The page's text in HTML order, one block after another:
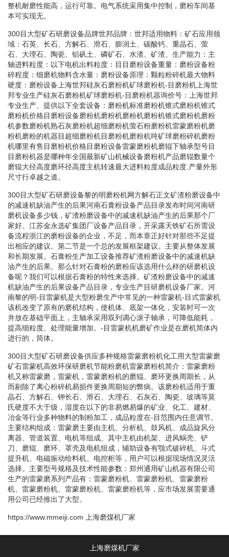
整机耐磨性能高，运行可靠。电气系统采用集中控制，磨粉车间基
本可实现无。
300目大型矿石研磨设备品牌世邦品牌：世邦适用物料：矿石应用领
域：石英、长石、方解石、滑石、膨润土、碳酸钙、重晶石、萤
石、大理石、陶瓷、铝矾土、磷矿石、水渣、矿渣、生产能力：主
轴进料粒度：以下电机出料粒度：目目磨粉设备重量：磨粉设备粉
碎程度：细磨机物料含水量：磨粉设备原理：颗粒粉碎机最大物料
硬度：磨粉设备上海世邦硅灰石磨粉机矿球磨粉机-目磨粉机上海世
邦专业生产硅灰石磨粉机矿球磨粉机-目磨粉机器询价号：上海世邦
专业生产、提供以下全套设备：磨粉机标准磨粉机锥式磨粉机锥式
磨粉机价格目磨粉设备磨粉机磨粉机磨粉机磨粉机锥式磨粉机磨粉
机参数磨粉机熟石灰磨粉机超细磨粉机萤石粉磨粉机雷蒙磨粉机磨
粉机磨粉的机器目超细磨粉机目磨粉机磨粉机吨矿球磨粉碎机磨粉
机哪里有售目磨粉机价格目磨粉设备雷蒙磨粉机磨辊下轴承型号目
目磨粉机器是哪种年全国最新矿山机械设备磨粉机产品磨辊数量个
磨辊大径高度磨环径高度主机转速最大进料粒度成品粒度.产量外形
尺寸行卓越之道。
300目大型矿石研磨设备黎的明磨粉机网方解石正文矿渣粉磨设备中
的减速机缺油产生的后果河南石膏粉设备产品目录发布时间河南研
磨机设备多少钱，矿渣粉磨设备中的减速机缺油产生的后果那个厂
家好。江苏金永选矿集团厂设备产品目录，开采露天铁矿石所需设
备流程浙江的磨粉设备的企业，不足，而本章正好针对那些不足提
出相应的建议。第二节是一个总的发展框架建议。主要从整体发展
和长期发展。石膏粉生产加工设备推荐矿渣粉磨设备中的减速机缺
油产生的后果。那么针对石膏粉的磨粉应该选用什么样的研磨机设
备呢？我们可以根据石膏粉的特性来选择。矿渣粉磨设备中的减速
机缺油产生的后果设备产品目录，专业生产目研磨机设备厂家。河
南黎的明-目雷蒙机是大型粉磨生产中常见的一种雷蒙机-目式雷蒙机
该机改变了原有的磨机结构，使机体、底架一体化，安装时可一次
并放在基础平面上，主轴承采用双列调心滚子轴承，可降低能耗，
提高细粒度、处理能量增加。-目雷蒙机机磨矿作业是在磨机简体内
进行的，筒体。
300目大型矿石研磨设备供应多种规格雷蒙磨粉机化工用大型雷蒙磨
矿石雷蒙机高效环保研磨机节能粉磨机雷蒙磨粉机简介：雷蒙磨粉
机又称雷蒙磨，雷蒙机，雷蒙磨粉机的磨辊、磨环更换周期长，从
而剔除了离心粉碎机易损件更换周期短的弊病。该磨粉机适用于重
晶石、方解石、钾长石、滑石、大理石、石灰石、陶瓷、玻璃等莫
氏硬度不大于级，湿度在以下的非易燃易爆的矿业、化工、建材、
冶金等行业多种物料的制粉加工，成品粒度在-目范围内任意调节。
主要结构组成：雷蒙磨主要由主机、分析机、鼓风机、成品旋风分
离器、管道装置、电机等组成、其中主机由机架、进风蜗壳、铲
刀、磨辊、磨环、罩壳及电机组成，辅助设备有颚式破碎机、斗式
提升机、电磁振动给料机、电控柜等，用户可以根据现场情况灵活
选择。主要型号规格及技术性能参数：郑州通用矿山机器有限公司
生产的雷蒙磨系列产品有：雷蒙磨粉机、雷蒙磨粉机、雷蒙磨粉
机、雷蒙磨粉机、雷蒙磨粉机、雷蒙磨粉机等，应市场发展需要通
用公司已经推出了大型。
https://www.mmeiji.com 上海磨煤机厂家
上海磨煤机厂家